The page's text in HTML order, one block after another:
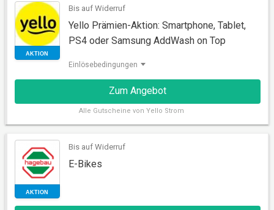
SALE
AKTION
Bis auf Widerruf
Yello Prämien-Aktion: Smartphone, Tablet,
PS4 oder Samsung AddWash on Top
Einlösebedingungen
Zum Angebot
Alle Gutscheine von Yello Strom
Bis auf Widerruf
E-Bikes